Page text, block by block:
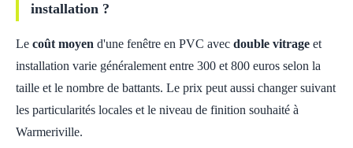
installation ?
Le coût moyen d'une fenêtre en PVC avec double vitrage et
installation varie généralement entre 300 et 800 euros selon la
taille et le nombre de battants. Le prix peut aussi changer suivant
les particularités locales et le niveau de finition souhaité à
Warmeriville.